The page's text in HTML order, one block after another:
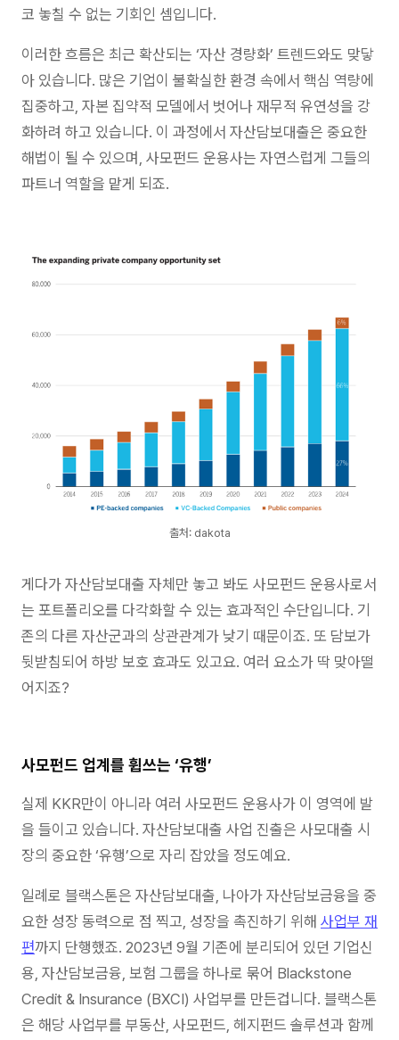
코 놓칠 수 없는 기회인 셈입니다.
이러한 흐름은 최근 확산되는 ‘자산 경량화’ 트렌드와도 맞닿
아 있습니다. 많은 기업이 불확실한 환경 속에서 핵심 역량에
집중하고, 자본 집약적 모델에서 벗어나 재무적 유연성을 강
화하려 하고 있습니다. 이 과정에서 자산담보대출은 중요한
해법이 될 수 있으며, 사모펀드 운용사는 자연스럽게 그들의
파트너 역할을 맡게 되죠.
출처: dakota
게다가 자산담보대출 자체만 놓고 봐도 사모펀드 운용사로서
는 포트폴리오를 다각화할 수 있는 효과적인 수단입니다. 기
존의 다른 자산군과의 상관관계가 낮기 때문이죠. 또 담보가
뒷받침되어 하방 보호 효과도 있고요. 여러 요소가 딱 맞아떨
어지죠?
사모펀드 업계를 휩쓰는 ‘유행’
실제 KKR만이 아니라 여러 사모펀드 운용사가 이 영역에 발
을 들이고 있습니다. 자산담보대출 사업 진출은 사모대출 시
장의 중요한 ‘유행’으로 자리 잡았을 정도예요.
일례로 블랙스톤은 자산담보대출, 나아가 자산담보금융을 중
요한 성장 동력으로 점 찍고, 성장을 촉진하기 위해 사업부 재
편까지 단행했죠. 2023년 9월 기존에 분리되어 있던 기업신
용, 자산담보금융, 보험 그룹을 하나로 묶어 Blackstone
Credit & Insurance (BXCI) 사업부를 만든겁니다. 블랙스톤
은 해당 사업부를 부동산, 사모펀드, 헤지펀드 솔루션과 함께